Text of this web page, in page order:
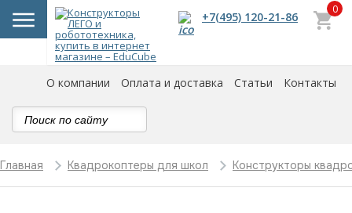
+7(495) 120-21-86
0
О компании Оплата и доставка Статьи Контакты
Главная Квадрокоптеры для школ Конструкторы